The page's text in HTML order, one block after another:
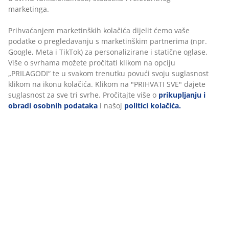
Podaci o proizvodu
Komentari
(6)
(npr. Google, Meta i TikTok) za personalizirane i
na opciju „PRILAGODI“ te u svakom trenutku povući
svoju suglasnost klikom na ikonu kolačića. Klikom na
"PRIHVATI SVE" dajete suglasnost za sve tri svrhe.
Pročitajte više oprikupljanju i obradi osobnih
podatakai našojpolitici kolačića.